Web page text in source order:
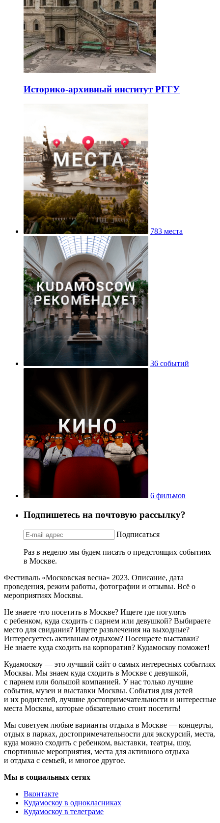
Историко-архивный институт РГГУ
783 места
36 событий
6 фильмов
Подпишетесь на почтовую рассылку?
Подписаться
Раз в неделю мы будем писать о предстоящих событиях
в Москве.
Фестиваль «Московская весна» 2023. Описание, дата
проведения, режим работы, фотографии и отзывы. Всё о
мероприятиях Москвы.
Не знаете что посетить в Москве? Ищете где погулять
с ребенком, куда сходить с парнем или девушкой? Выбираете
место для свидания? Ищете развлечения на выходные?
Интересуетесь активным отдыхом? Посещаете выставки?
Не знаете куда сходить на корпоратив? Кудамоскоу поможет!
Кудамоскоу — это лучший сайт о самых интересных событиях
Москвы. Мы знаем куда сходить в Москве с девушкой,
с парнем или большой компанией. У нас только лучшие
события, музеи и выставки Москвы. События для детей
и их родителей, лучшие достопримечательности и интересные
места Москвы, которые обязательно стоит посетить!
Мы советуем любые варианты отдыха в Москве — концерты,
отдых в парках, достопримечательности для экскурсий, места,
куда можно сходить с ребенком, выставки, театры, шоу,
спортивные мероприятия, места для активного отдыха
и отдыха с семьей, и многое другое.
Мы в социальных сетях
Вконтакте
Кудамоскоу в однокласниках
Кудамоскоу в телеграме